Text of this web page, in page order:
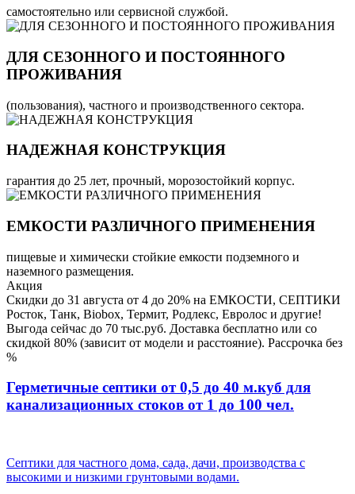
самостоятельно или сервисной службой.
ДЛЯ СЕЗОННОГО И ПОСТОЯННОГО
ПРОЖИВАНИЯ
(пользования), частного и производственного сектора.
НАДЕЖНАЯ КОНСТРУКЦИЯ
гарантия до 25 лет, прочный, морозостойкий корпус.
ЕМКОСТИ РАЗЛИЧНОГО ПРИМЕНЕНИЯ
пищевые и химически стойкие емкости подземного и
наземного размещения.
Акция
Скидки до 31 августа от 4 до 20% на ЕМКОСТИ, СЕПТИКИ
Росток, Танк, Biobox, Термит, Родлекс, Евролос и другие!
Выгода сейчас до 70 тыс.руб. Доставка бесплатно или со
скидкой 80% (зависит от модели и расстояние). Рассрочка без
%
Герметичные септики от 0,5 до 40 м.куб для
канализационных стоков от 1 до 100 чел.
Септики для частного дома, сада, дачи, производства с
высокими и низкими грунтовыми водами.